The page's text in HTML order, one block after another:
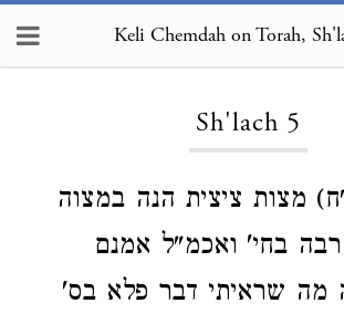
Keli Chemdah on Torah,
Sh'lach 5
מצות ציצית הנה במצוה
בחי' ואכמ"ל אמנם
מה שראיתי דבר פלא בס'